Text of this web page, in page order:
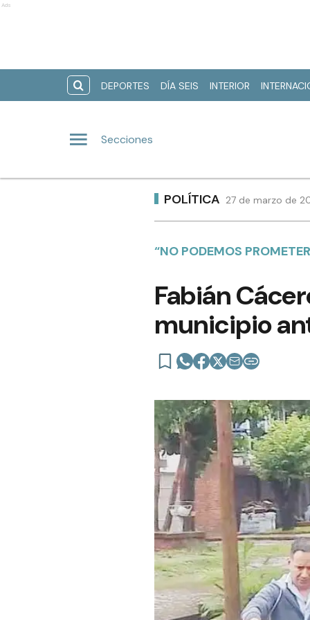
Ads
DEPORTES DÍA SEIS INTERIOR
Secciones
POLÍTICA 27 de marzo de
“NO PODEMOS
Fabián
municipio